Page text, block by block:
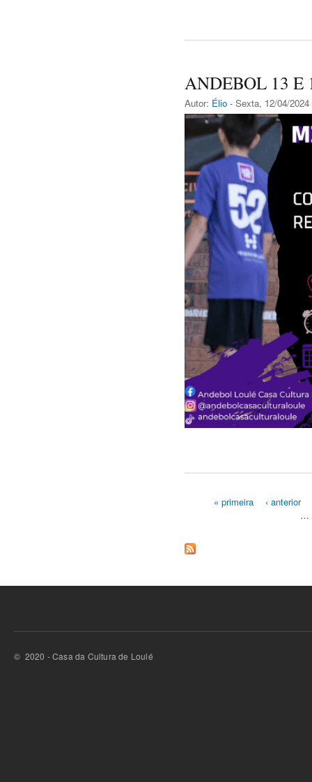
ANDEBOL 13 E
Autor: Élio - Sexta, 12/04/2024
« primeira
‹ anterior
…
© 2020 - Casa da Cultura de Loulé